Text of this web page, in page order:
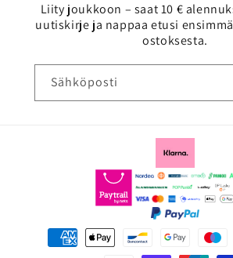
Liity joukkoon – saat 10 €
uutiskirje ja nappaa etusi
ostoksesta.
Sähköposti
Maksutavat